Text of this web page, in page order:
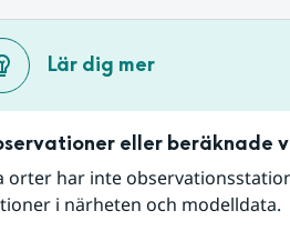
Lär dig mer
eller beräknade
orter har inte
i närheten och modelldata.